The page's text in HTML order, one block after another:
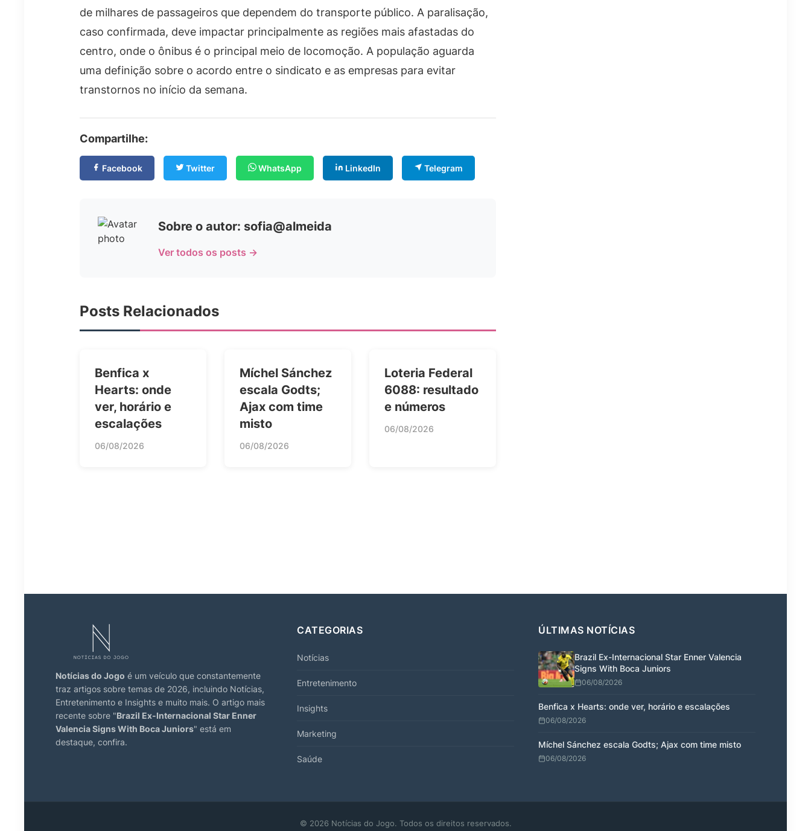
de milhares de passageiros que dependem do transporte público. A paralisação,
caso confirmada, deve impactar principalmente as regiões mais afastadas do
centro, onde o ônibus é o principal meio de locomoção. A população aguarda
uma definição sobre o acordo entre o sindicato e as empresas para evitar
transtornos no início da semana.
Compartilhe:
Facebook Twitter WhatsApp LinkedIn Telegram
Sobre o autor: sofia@almeida
Ver todos os posts →
Posts Relacionados
Benfica x
Hearts: onde
ver, horário e
escalações
06/08/2026
Míchel Sánchez
escala Godts;
Ajax com time
misto
06/08/2026
Loteria Federal
6088: resultado
e números
06/08/2026
Notícias do Jogo é um veículo que constantemente
traz artigos sobre temas de 2026, incluindo Notícias,
Entretenimento e Insights e muito mais. O artigo mais
recente sobre "Brazil Ex-Internacional Star Enner
Valencia Signs With Boca Juniors" está em
destaque, confira.
CATEGORIAS
Notícias
Entretenimento
Insights
Marketing
Saúde
ÚLTIMAS NOTÍCIAS
Brazil Ex-Internacional Star Enner Valencia
Signs With Boca Juniors
06/08/2026
Benfica x Hearts: onde ver, horário e escalações
06/08/2026
Míchel Sánchez escala Godts; Ajax com time misto
06/08/2026
© 2026 Notícias do Jogo. Todos os direitos reservados.